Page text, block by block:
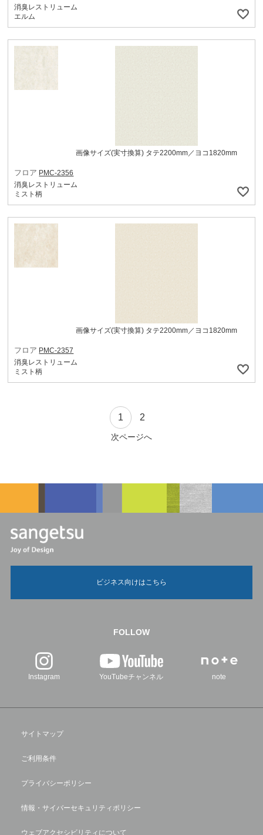
消臭レストリューム
エルム
画像サイズ(実寸換算) タテ2200mm／ヨコ1820mm
フロア PMC-2356
消臭レストリューム
ミスト柄
画像サイズ(実寸換算) タテ2200mm／ヨコ1820mm
フロア PMC-2357
消臭レストリューム
ミスト柄
1 2
次ページへ
ビジネス向けはこちら
FOLLOW
Instagram YouTubeチャンネル note
サイトマップ
ご利用条件
プライバシーポリシー
情報・サイバーセキュリティポリシー
ウェブアクセシビリティについて